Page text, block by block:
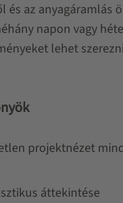
és az anyagáramlás
napon vagy
lehet
projektnézet
áttekintése